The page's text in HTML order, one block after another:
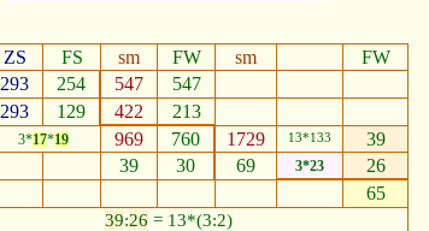
ZS
FS sm FW sm
FW
293
254 547
547
293 129 422
213
3*17*19 969 760 1729 13*133
39
39 30 69 3*23
26
65
39:26 = 13*(3:2)